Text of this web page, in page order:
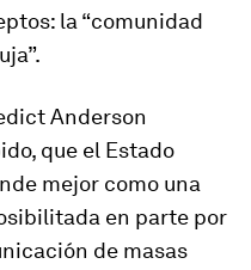
la “comunidad
Anderson
que el Estado
mejor como una
en parte por
de masas